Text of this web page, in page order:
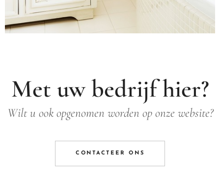
Met uw bedrijf hier?
Wilt u ook opgenomen worden op onze website?
CONTACTEER ONS